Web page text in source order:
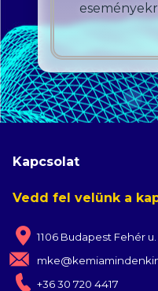
Kapcsolat
Vedd fel velünk a
1106 Budapest Fehér
+36 30 720 4417